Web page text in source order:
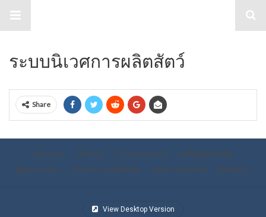
ระบบนิเวศการผลิตสัตว์
Share
หน้าแรก เกี่ยวกับ Shopping lists
เครื่องมือสำคัญ
คู่มือแนวทาง
ข่าวประชาสัมพันธ์ เอกสารเผยแพร่ ติดต่อเรา
View Desktop Version